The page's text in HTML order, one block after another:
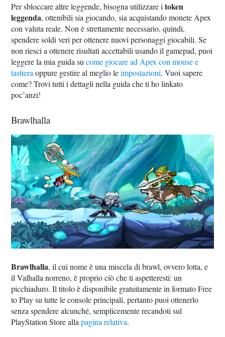
Per sbloccare altre leggende, bisogna utilizzare itoken
leggenda, ottenibili sia giocando, sia acquistando monete Apex
con valuta reale. Non è strettamente necessario, quindi,
spendere soldi veri per ottenere nuovi personaggi giocabili. Se
non riesci a ottenere risultati accettabili usando il gamepad, puoi
leggere la mia guida sucome giocare ad Apex con mouse e
tastieraoppure gestire al meglio leimpostazioni. Vuoi sapere
come? Trovi tutti i dettagli nella guida che ti ho linkato
poc’anzi!
Brawlhalla
Brawlhalla, il cui nome è una miscela di brawl, ovvero lotta, e
il Valhalla norreno, è proprio ciò che ti aspetteresti: un
picchiaduro. Il titolo è disponibile gratuitamente in formato Free
to Play su tutte le console principali, pertanto puoi ottenerlo
senza spendere alcunché, semplicemente recandoti sul
PlayStation Store allapagina relativa.